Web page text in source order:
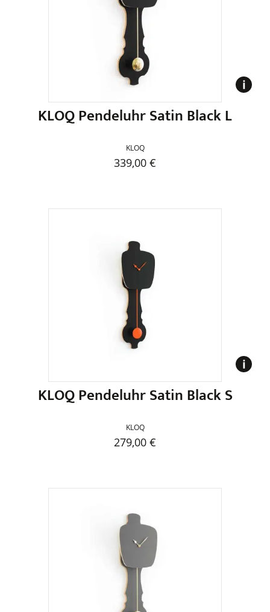
Optionen
können
auf
der
Produktseite
gewählt
werden
KLOQ Pendeluhr Satin Black L
KLOQ
339,00 €
weist
Varianten
auf.
Die
Optionen
können
auf
der
Produktseite
werden
KLOQ Pendeluhr Satin Black S
KLOQ
279,00 €
weist
Varianten
auf.
Die
Optionen
können
auf